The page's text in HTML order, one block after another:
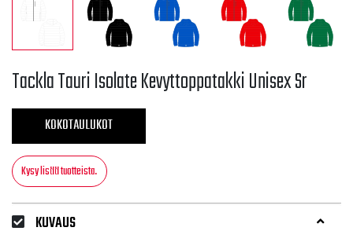
Tackla Tauri Isolate Kevyttoppatakki Unisex Sr
KOKOTAULUKOT
Kysy lisää tuotteista.
KUVAUS